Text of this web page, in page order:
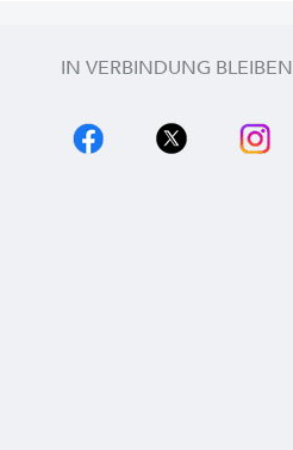
IN VERBINDUNG BLEIBEN